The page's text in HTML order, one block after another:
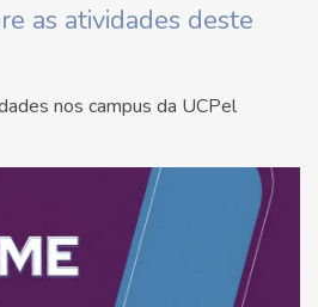
as atividades deste
nos campus da UCPel